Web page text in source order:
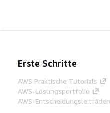
Erste Schritte
AWS Praktische Tutorials
AWS-Lösungsportfolio
AWS-Entscheidungsleitfäden